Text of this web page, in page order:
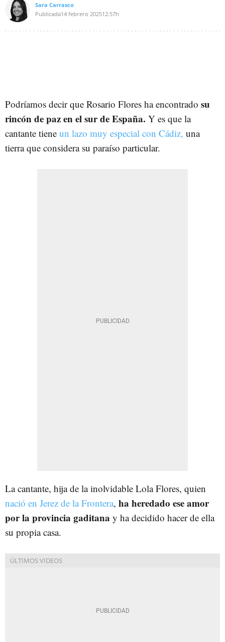
Sara Carrasco
Publicada14 febrero 202512:57h
Podríamos decir que Rosario Flores ha encontrado su
rincón de paz en el sur de España. Y es que la
cantante tiene un lazo muy especial con Cádiz, una
tierra que considera su paraíso particular.
La cantante, hija de la inolvidable Lola Flores, quien
nació en Jerez de la Frontera, ha heredado ese amor
por la provincia gaditana y ha decidido hacer de ella
su propia casa.